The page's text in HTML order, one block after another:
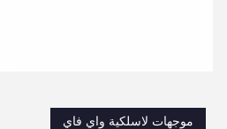
موجهات لاسلكية واي فاي